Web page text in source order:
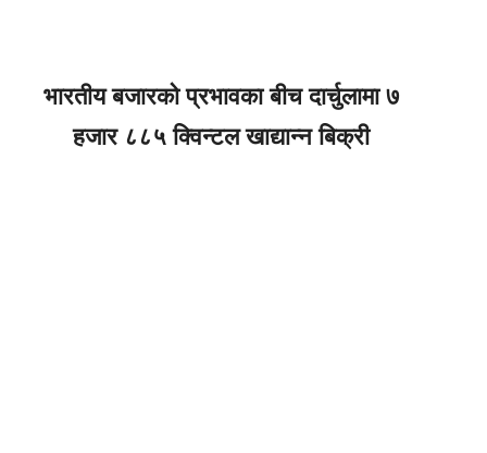
भारतीय बजारको प्रभावका बीच दार्चुलामा ७
हजार ८८५ क्विन्टल खाद्यान्न बिक्री